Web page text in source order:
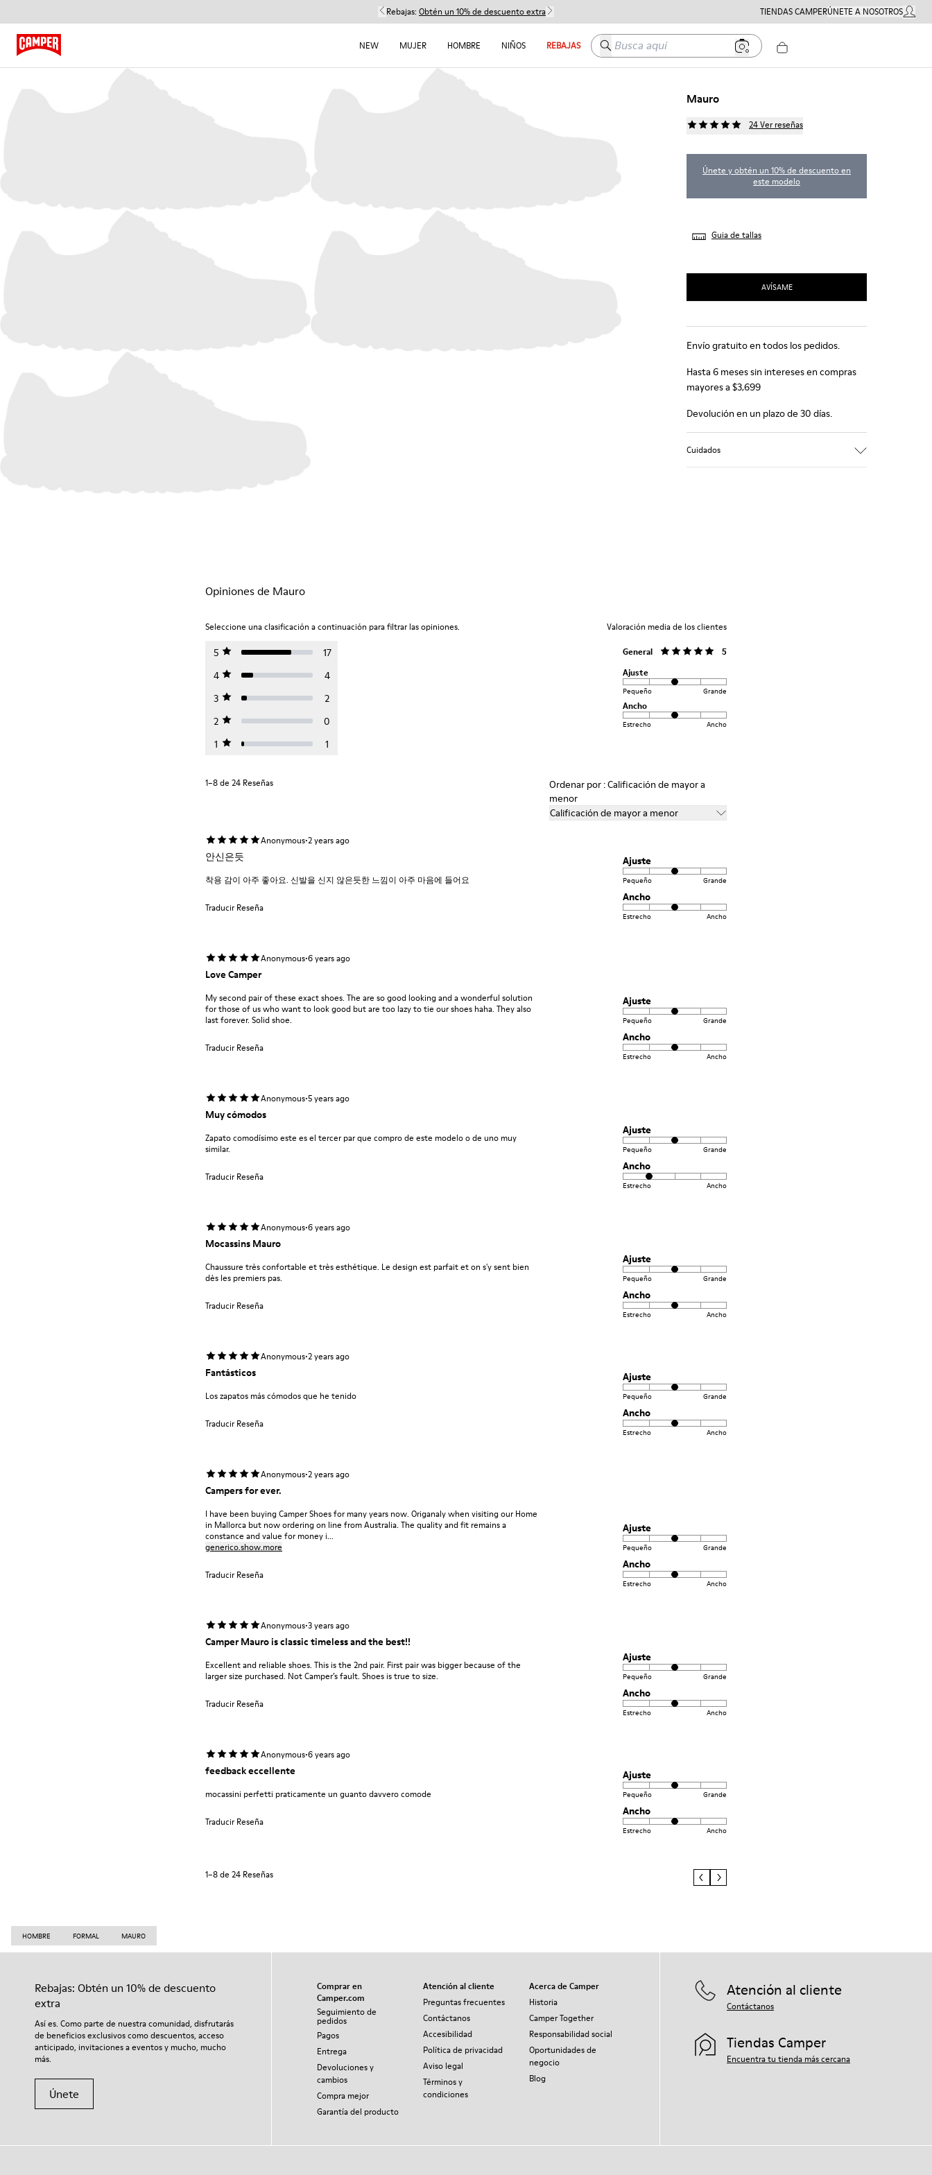
Rebajas: Obtén un 10% de descuento extra TIENDAS CAMPERÚNETE A NOSOTROSMI
NEW MUJER HOMBRE NIÑOS REBAJAS Busca aquí
Mauro
24 Ver reseñas
Únete y obtén un 10% de descuento en
este modelo
Guia de tallas
AVÍSAME
Envío gratuito en todos los pedidos.
Hasta 6 meses sin intereses en compras
mayores a $3,699
Devolución en un plazo de 30 días.
Cuidados
Opiniones de Mauro
Seleccione una clasificación a continuación para filtrar las opiniones.
5
17
4
4
3
2
2
0
1
1
Valoración media de los clientes
General
5
Ajuste
Pequeño Grande
Ancho
Estrecho Ancho
1–8 de 24 Reseñas
Ordenar por : Calificación de mayor a
menor
Calificación de mayor a menor
Anonymous·2 years ago
안신은듯
착용 감이 아주 좋아요. 신발을 신지 않은듯한 느낌이 아주 마음에 들어요
Traducir Reseña
Ajuste
Pequeño Grande
Ancho
Estrecho Ancho
Anonymous·6 years ago
Love Camper
My second pair of these exact shoes. The are so good looking and a wonderful solution
for those of us who want to look good but are too lazy to tie our shoes haha. They also
last forever. Solid shoe.
Traducir Reseña
Ajuste
Pequeño Grande
Ancho
Estrecho Ancho
Anonymous·5 years ago
Muy cómodos
Zapato comodísimo este es el tercer par que compro de este modelo o de uno muy
similar.
Traducir Reseña
Ajuste
Pequeño Grande
Ancho
Estrecho Ancho
Anonymous·6 years ago
Mocassins Mauro
Chaussure très confortable et très esthétique. Le design est parfait et on s'y sent bien
dès les premiers pas.
Traducir Reseña
Ajuste
Pequeño Grande
Ancho
Estrecho Ancho
Anonymous·2 years ago
Fantásticos
Los zapatos más cómodos que he tenido
Traducir Reseña
Ajuste
Pequeño Grande
Ancho
Estrecho Ancho
Anonymous·2 years ago
Campers for ever.
I have been buying Camper Shoes for many years now. Origanaly when visiting our Home
in Mallorca but now ordering on line from Australia. The quality and fit remains a
constance and value for money i...
generico.show.more
Traducir Reseña
Ajuste
Pequeño Grande
Ancho
Estrecho Ancho
Anonymous·3 years ago
Camper Mauro is classic timeless and the best!!
Excellent and reliable shoes. This is the 2nd pair. First pair was bigger because of the
larger size purchased. Not Camper’s fault. Shoes is true to size.
Traducir Reseña
Ajuste
Pequeño Grande
Ancho
Estrecho Ancho
Anonymous·6 years ago
feedback eccellente
mocassini perfetti praticamente un guanto davvero comode
Traducir Reseña
Ajuste
Pequeño Grande
Ancho
Estrecho Ancho
1–8 de 24 Reseñas
HOMBRE FORMAL MAURO
Rebajas: Obtén un 10% de descuento
extra
Así es. Como parte de nuestra comunidad, disfrutarás
de beneficios exclusivos como descuentos, acceso
anticipado, invitaciones a eventos y mucho, mucho
más.
Únete
Comprar en
Camper.com
Seguimiento de
pedidos
Pagos
Entrega
Devoluciones y
cambios
Compra mejor
Garantía del producto
Atención al cliente
Preguntas frecuentes
Contáctanos
Accesibilidad
Política de privacidad
Aviso legal
Términos y
condiciones
Acerca de Camper
Historia
Camper Together
Responsabilidad social
Oportunidades de
negocio
Blog
Atención al cliente
Contáctanos
Tiendas Camper
Encuentra tu tienda más cercana